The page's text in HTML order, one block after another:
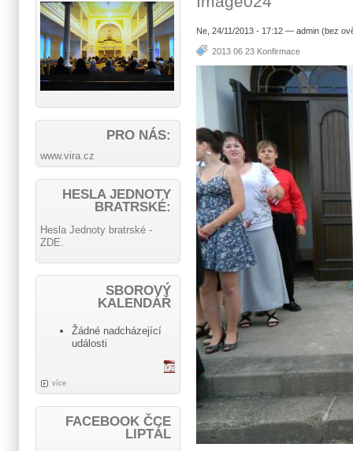
Ne, 24/11/2013 - 17:12 — admin (bez
2013 06 23 Konfirmace
PRO NÁS:
www.vira.cz
HESLA JEDNOTY
BRATRSKÉ:
Hesla Jednoty bratrské -
ZDE.
SBOROVÝ
KALENDÁŘ
Žádné nadcházející
události
více
FACEBOOK ČCE
LIPTÁL